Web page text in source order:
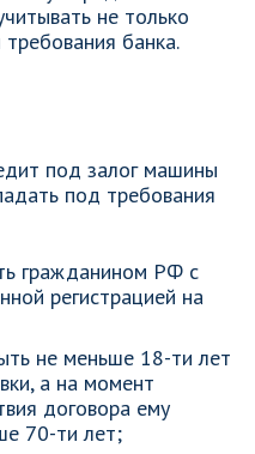
не только
банка.
под залог машины
под требования
гражданином РФ с
регистрацией на
не меньше 18-ти лет
а на момент
договора ему
70-ти лет;